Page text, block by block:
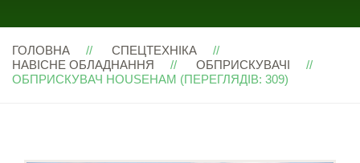
ГОЛОВНА
СПЕЦТЕХНІКА
НАВІСНЕ ОБЛАДНАННЯ
ОБПРИСКУВАЧІ
ОБПРИСКУВАЧ HOUSEHAM (ПЕРЕГЛЯДІВ: 309)